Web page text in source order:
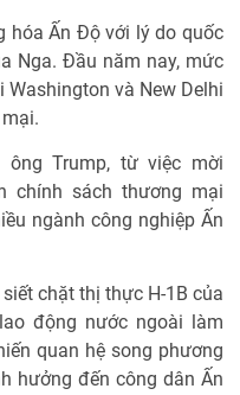
hóa Ấn Độ với lý do quốc
Nga. Đầu năm nay, mức
và New Delhi
ông Trump, từ việc mời
chính sách thương mại
ngành công nghiệp Ấn
chặt thị thực H-1B của
động nước ngoài làm
quan hệ song phương
hưởng đến công dân Ấn